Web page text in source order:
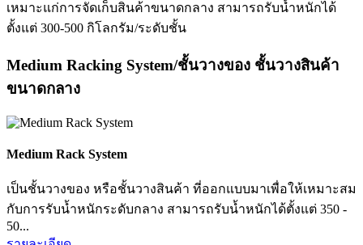
เหมาะแก่การจัดเก็บสินค้าขนาดกลาง สามารถรับน้ำหนักได้
ตั้งแต่ 300-500 กิโลกรัม/ระดับชั้น
Medium Racking System/ชั้นวางของ ชั้นวางสินค้า
ขนาดกลาง
Medium Rack System
เป็นชั้นวางของ หรือชั้นวางสินค้า ที่ออกแบบมาเพื่อให้เหมาะสม
กับการรับน้ำหนักระดับกลาง สามารถรับน้ำหนักได้ตั้งแต่ 350 -
50...